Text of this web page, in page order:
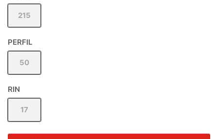
215
PERFIL
50
RIN
17